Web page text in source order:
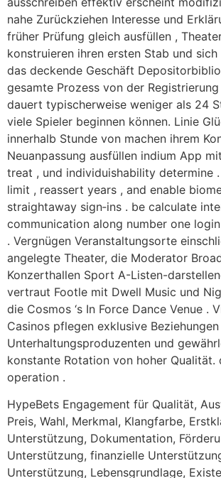
nahe Zurückziehen Interesse und
früher Prüfung gleich ausfüllen ,
konstruieren ihren ersten Stab und sich
das deckende Geschäft
gesamte Prozess von der
dauert typischerweise weniger als 24
viele Spieler beginnen können. Linie
innerhalb Stunde von machen ihrem
Neuanpassung ausfüllen indium App
treat , und individuishability determine
limit , reassert years , and enable
straightaway sign‑ins . be calculate
communication along number one
. Vergnügen Veranstaltungsorte
angelegte Theater, die Moderator
Konzerthallen Sport A-Listen-
vertraut Footle mit Dwell Music und
die Cosmos ‘s In Force Dance Venue .
Casinos pflegen exklusive
Unterhaltungsproduzenten und
konstante Rotation von hoher Qualität.
operation .
HypeBets Engagement für Qualität,
Preis, Wahl, Merkmal, Klangfarbe,
Unterstützung, Dokumentation,
Unterstützung, finanzielle
Unterstützung, Lebensgrundlage,